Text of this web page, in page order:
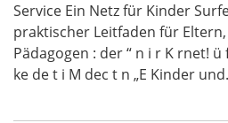
Service Ein Netz für Kinder
praktischer Leitfaden für
Pädagogen : der “ n i r K rnet!
ke de t i M dec t n „E Kinder